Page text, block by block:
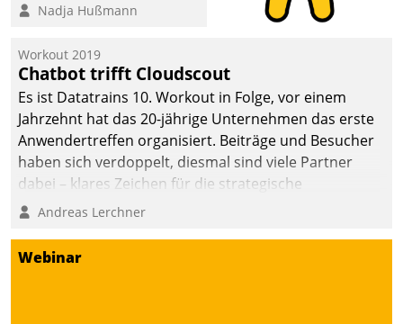
methodisch
Quartier. Dazwischen
zeigte Datatrain, was es
Neues zu bieten hat.
Nadja Hußmann
Workout 2019
Chatbot trifft Cloudscout
Es ist Datatrains 10. Workout in Folge, vor einem
Jahrzehnt hat das 20-jährige Unternehmen das erste
Anwendertreffen organisiert. Beiträge und Besucher
haben sich verdoppelt, diesmal sind viele Partner
dabei – klares Zeichen für die strategische
Fokussierung auf den Kunden.
Andreas Lerchner
Webinar